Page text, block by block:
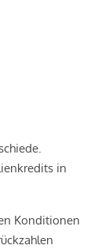
in
Konditionen